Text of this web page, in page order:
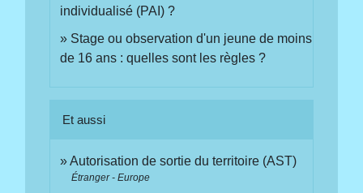
individualisé (PAI) ?
Stage ou observation d'un jeune de moins
de 16 ans : quelles sont les règles ?
Et aussi
Autorisation de sortie du territoire (AST)
Étranger - Europe